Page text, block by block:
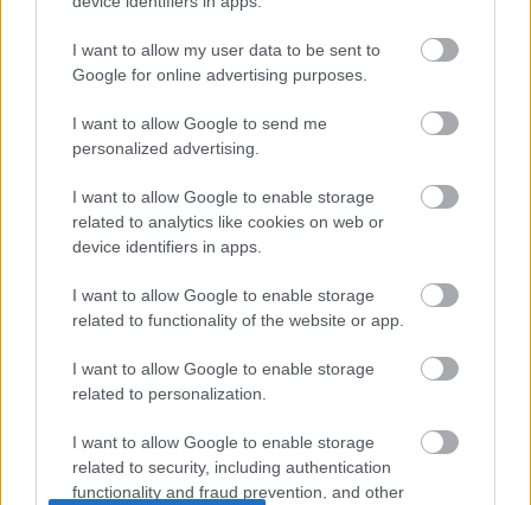
I want to allow my user data to be sent to
Google for online advertising purposes.
I want to allow Google to send me
personalized advertising.
I want to allow Google to enable storage
related to analytics like cookies on web or
device identifiers in apps.
I want to allow Google to enable storage
related to functionality of the website or app.
I want to allow Google to enable storage
related to personalization.
I want to allow Google to enable storage
related to security, including authentication
functionality and fraud prevention, and other
Ezekre érdemes figyelni részben a szakirodalom
helyes értelmezése miatt is, részben a saját
betegség természetéből adódó kiújulás, a reziduum
pedig sebészi elégtelenség. Mint a fent belinkelt
tavalyi bejegyzésben írtam, ez utóbbi a legjobb
helyeken is előfordul, mert annyira zegzugos a fül,
hogy egyszerűen nem mindenhova látni be még
endoszkóppal sem. Illetve szubmikroszkópos
maradvány darabok sajnos előfordulhatnak, a fúrás
közbeni mosás elsodorhat laphámdarabkákat,
rejtett helyekre, vagy vérzés miatt nem látunk elég
jól a műtéti területen. De attól még törekedni kell az
előfordulás csökkentésére.